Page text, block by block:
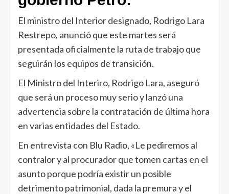
El ministro del Interior designado, Rodrigo Lara
Restrepo, anunció que este martes será
presentada oficialmente la ruta de trabajo que
seguirán los equipos de transición.
El Ministro del Interiro, Rodrigo Lara, aseguró
que será un proceso muy serio y lanzó una
advertencia sobre la contratación de última hora
en varias entidades del Estado.
En entrevista con Blu Radio, «Le pediremos al
contralor y al procurador que tomen cartas en el
asunto porque podría existir un posible
detrimento patrimonial, dada la premura y el